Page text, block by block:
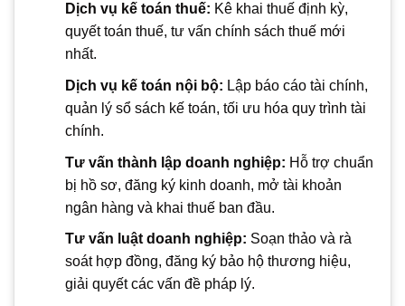
Dịch vụ kế toán thuế: Kê khai thuế định kỳ,
quyết toán thuế, tư vấn chính sách thuế mới
nhất.
Dịch vụ kế toán nội bộ: Lập báo cáo tài chính,
quản lý sổ sách kế toán, tối ưu hóa quy trình tài
chính.
Tư vấn thành lập doanh nghiệp: Hỗ trợ chuẩn
bị hồ sơ, đăng ký kinh doanh, mở tài khoản
ngân hàng và khai thuế ban đầu.
Tư vấn luật doanh nghiệp: Soạn thảo và rà
soát hợp đồng, đăng ký bảo hộ thương hiệu,
giải quyết các vấn đề pháp lý.